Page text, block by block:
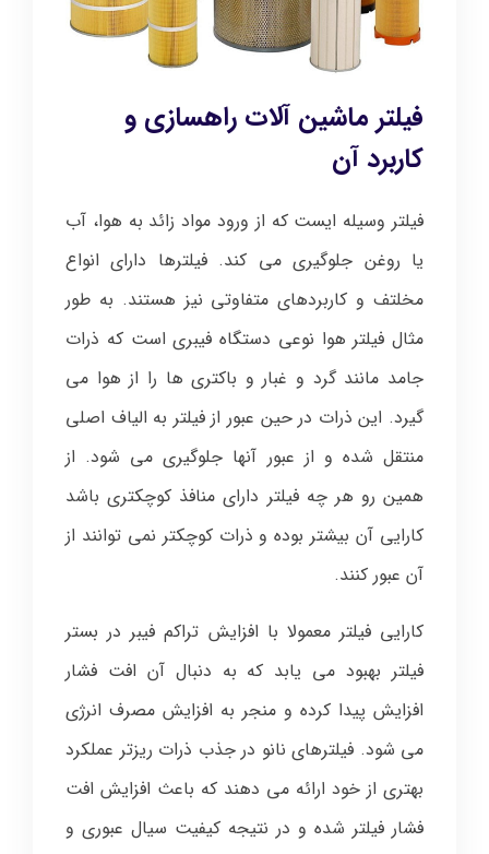
فیلتر ماشین آلات راهسازی و
کاربرد آن
فیلتر وسیله ایست که از ورود مواد زائد به هوا، آب
یا روغن جلوگیری می کند. فیلترها دارای انواع
مخلتف و کاربردهای متفاوتی نیز هستند. به طور
مثال فیلتر هوا نوعی دستگاه فیبری است که ذرات
جامد مانند گرد و غبار و باکتری ها را از هوا می
گیرد. این ذرات در حین عبور از فیلتر به الیاف اصلی
منتقل شده و از عبور آنها جلوگیری می شود. از
همین رو هر چه فیلتر دارای منافذ کوچکتری باشد
کارایی آن بیشتر بوده و ذرات کوچکتر نمی توانند از
آن عبور کنند.
کارایی فیلتر معمولا با افزایش تراکم فیبر در بستر
فیلتر بهبود می یابد که به دنبال آن افت فشار
افزایش پیدا کرده و منجر به افزایش مصرف انرژی
می شود. فیلترهای نانو در جذب ذرات ریزتر عملکرد
بهتری از خود ارائه می دهند که باعث افزایش افت
فشار فیلتر شده و در نتیجه کیفیت سیال عبوری و